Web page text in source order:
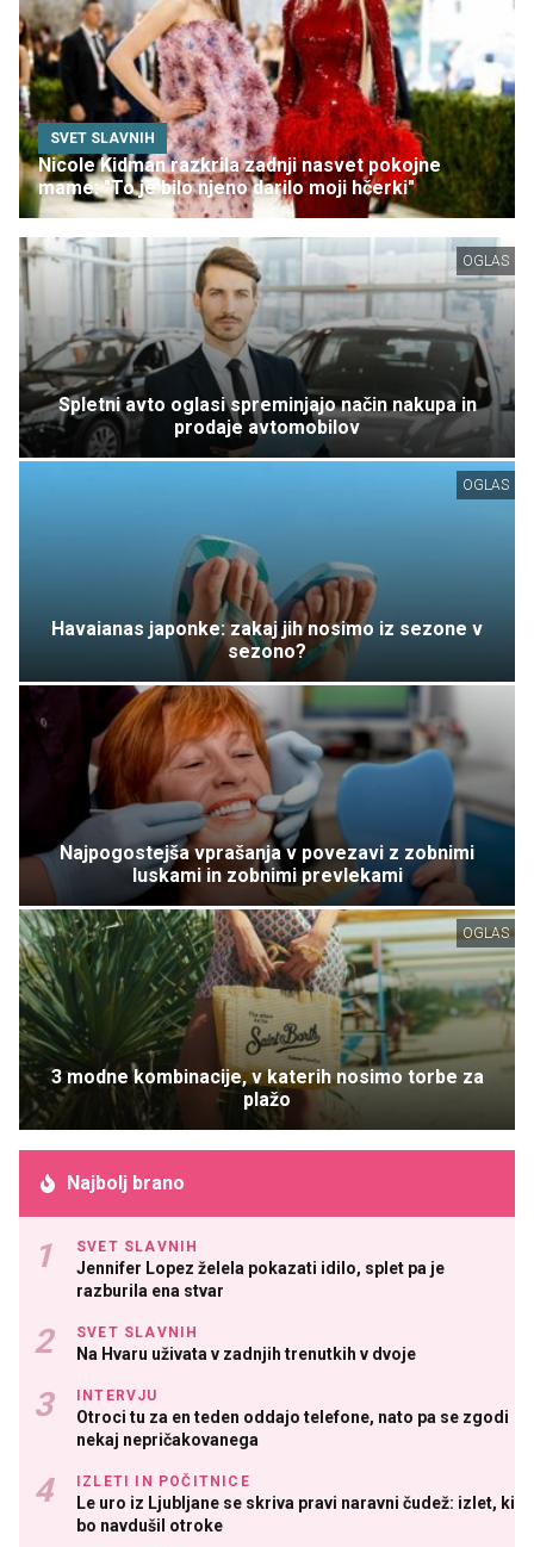
SVET SLAVNIH
Nicole Kidman razkrila zadnji nasvet pokojne
mame: "To je bilo njeno darilo moji hčerki"
OGLAS
Spletni avto oglasi spreminjajo način nakupa in
prodaje avtomobilov
OGLAS
Havaianas japonke: zakaj jih nosimo iz sezone v
sezono?
Najpogostejša vprašanja v povezavi z zobnimi
luskami in zobnimi prevlekami
OGLAS
3 modne kombinacije, v katerih nosimo torbe za
plažo
Najbolj brano
SVET SLAVNIH
Jennifer Lopez želela pokazati idilo, splet pa je
razburila ena stvar
SVET SLAVNIH
Na Hvaru uživata v zadnjih trenutkih v dvoje
INTERVJU
Otroci tu za en teden oddajo telefone, nato pa se zgodi
nekaj nepričakovanega
IZLETI IN POČITNICE
Le uro iz Ljubljane se skriva pravi naravni čudež: izlet, ki
bo navdušil otroke